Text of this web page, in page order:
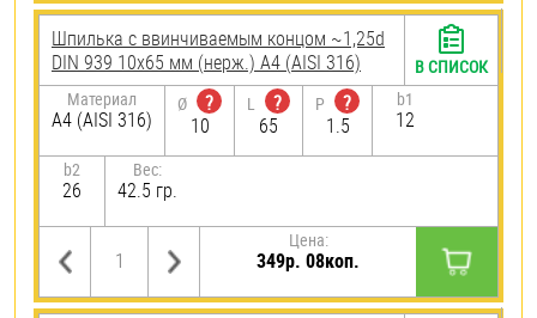
Шпилька c ввинчиваемым концом ~1,25d
DIN 939 10х65 мм (нерж.) A4 (AISI 316)
Материал
A4 (AISI 316)
Ø
?
10
L
?
65
P
?
1.5
b1
12
b2
26
Вес:
42.5 гр.
Цена:
349р. 08коп.
В СПИСОК